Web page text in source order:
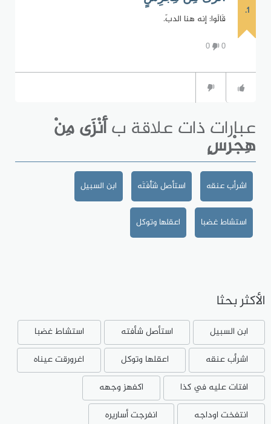
1.
قَالَوا: إنه هنا الدبّ.
0
0
عبارات ذات علاقة بأَنْزَى مِنْ
هِجْرِسٍ
اشرأب عنقه استأصل شَأْفَتَه ابن السبيل
استشاط غضبا اعقلها وتوكل
الأكثر بحثا
ابن السبيل استأصل شأفته
استشاط غضبا
اشرأب عنقه
اعقلها وتوكل
اغرورقت عيناه
افتات عليه في كذا
اكفهز وجهه
انتفخت اوداجه
انفرجت أساريره